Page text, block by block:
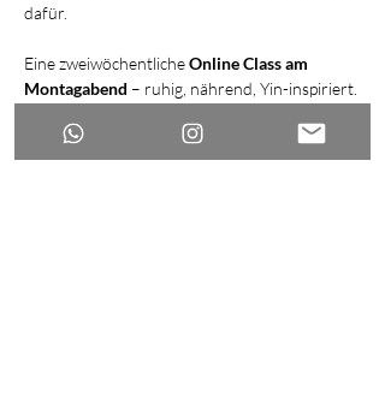
dafür.
Eine zweiwöchentliche Online Class am
Montagabend – ruhig, nährend, Yin-inspiriert.
- Fokus auf Fascial Release /Myofascial release